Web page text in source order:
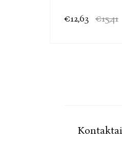
€12,63 €15,41
Kontaktai